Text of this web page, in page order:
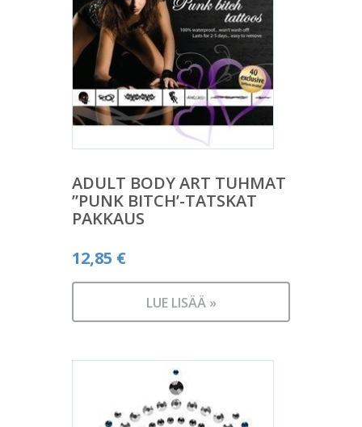
ADULT BODY ART TUHMAT
”PUNK BITCH’-TATSKAT
PAKKAUS
12,85 €
LUE LISÄÄ »